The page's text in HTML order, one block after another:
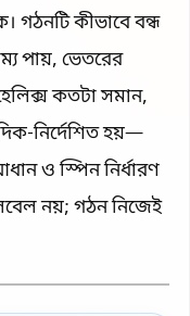
গঠনটি কীভাবে বন্ধ
পায়, ভেতরের
কতটা সমান,
নির্দেশিত হয়—
ও স্পিন নির্ধারণ
নয়; গঠন নিজেই